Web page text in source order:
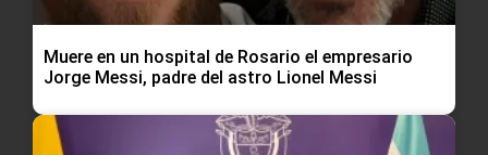
Muere en un hospital de Rosario el empresario
Jorge Messi, padre del astro Lionel Messi